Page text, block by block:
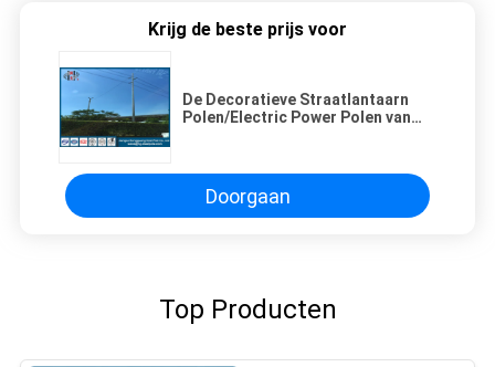
Krijg de beste prijs voor
De Decoratieve Straatlantaarn
Polen/Electric Power Polen van
Doorgaan
Top Producten